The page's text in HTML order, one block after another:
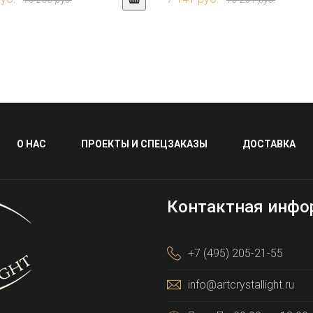
О НАС ПРОЕКТЫ И СПЕЦЗАКАЗЫ ДОСТАВКА
Контактная
+7 (495) 205-21-55
info@artcrystallight.ru